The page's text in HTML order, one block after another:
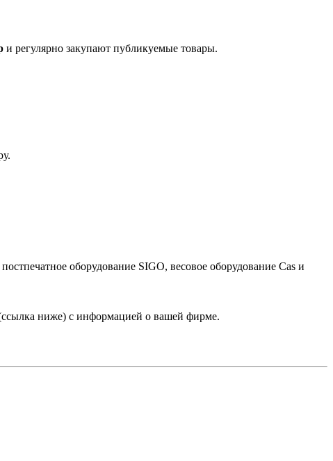
и регулярно закупают публикуемые товары.
оборудование SIGO, весовое оборудование Cas и
ниже) с информацией о вашей фирме.